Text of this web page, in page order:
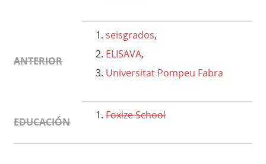
ANTERIOR
seisgrados,
ELISAVA,
Universitat Pompeu Fabra
EDUCACIÓN
Foxize School